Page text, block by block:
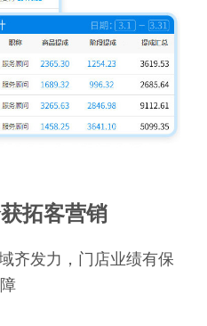
拓客营销
齐发力，门店业绩有保
障